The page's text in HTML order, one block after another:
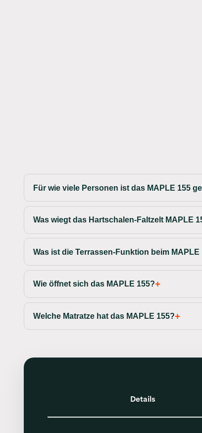
Für wie viele Personen ist das MAPLE 155
Was wiegt das Hartschalen-Faltzelt MAPLE
Was ist die Terrassen-Funktion beim MAPLE
Wie öffnet sich das MAPLE 155?
Welche Matratze hat das MAPLE 155?
Details